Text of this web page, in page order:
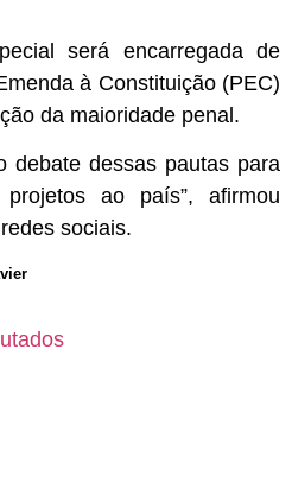
será encarregada de
à Constituição (PEC)
da maioridade penal.
debate dessas pautas para
ao país”, afirmou
sociais.